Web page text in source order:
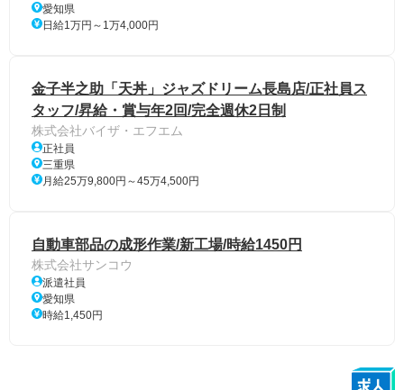
愛知県
日給1万円～1万4,000円
金子半之助「天丼」ジャズドリーム長島店/正社員ス
タッフ/昇給・賞与年2回/完全週休2日制
株式会社バイザ・エフエム
正社員
三重県
月給25万9,800円～45万4,500円
自動車部品の成形作業/新工場/時給1450円
株式会社サンコウ
派遣社員
愛知県
時給1,450円